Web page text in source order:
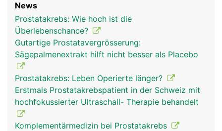
News
Prostatakrebs: Wie hoch ist die
Überlebenschance?
Gutartige Prostatavergrösserung:
Sägepalmenextrakt hilft nicht besser als Placebo
Prostatakrebs: Leben Operierte länger?
Erstmals Prostatakrebspatient in der Schweiz mit
hochfokussierter Ultraschall- Therapie behandelt
Komplementärmedizin bei Prostatakrebs